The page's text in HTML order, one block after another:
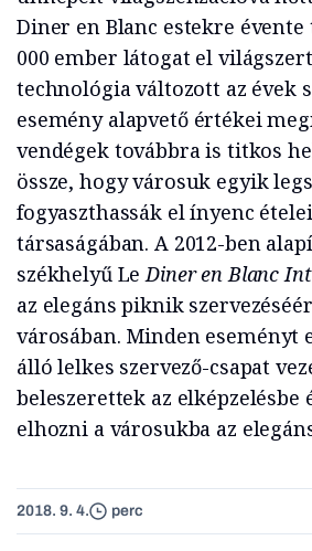
Diner en Blanc estekre
000 ember látogat el
technológia változott az évek
esemény alapvető értékei
vendégek továbbra is titkos
össze, hogy városuk egyik
fogyaszthassák el ínyenc
társaságában. A 2012-ben
székhelyű LeDiner en Blanc
az elegáns piknik
városában. Minden eseményt
álló lelkes szervező-csapat
beleszerettek az elképzelésbe
elhozni a városukba az
2018. 9. 4. perc